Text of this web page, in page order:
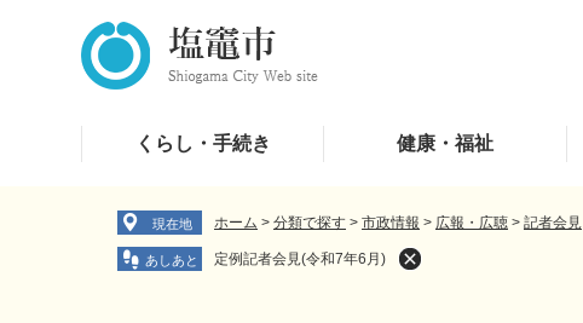
くらし・手続き 健康・福祉
現在地 ホーム > 分類で探す > 市政情報 > 広報・広聴 > 記者会見
定例記者会見(令和7年6月)